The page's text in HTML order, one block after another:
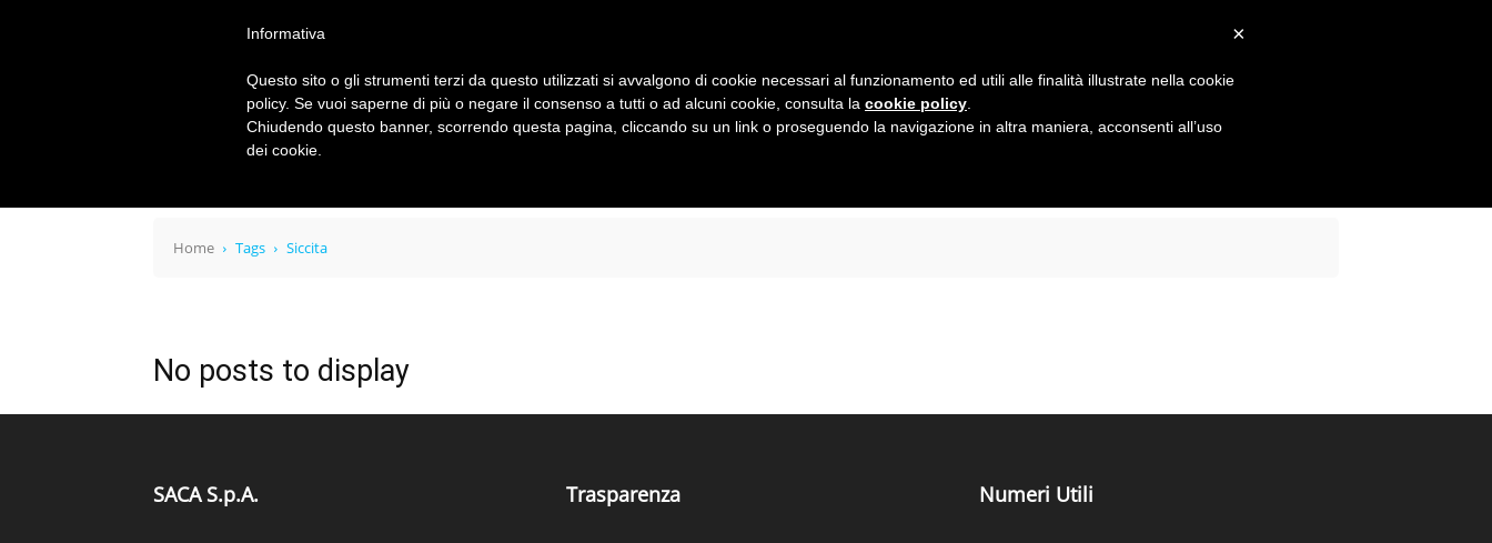
Home Tags Siccita
No posts to display
SACA S.p.A. Trasparenza Numeri Utili
×
Informativa
Questo sito o gli strumenti terzi da questo utilizzati si avvalgono di cookie necessari al funzionamento ed utili alle finalità illustrate nella cookie
policy. Se vuoi saperne di più o negare il consenso a tutti o ad alcuni cookie, consulta la cookie policy
Chiudendo questo banner, scorrendo questa pagina, cliccando su un link o proseguendo la navigazione in altra maniera, acconsenti all’uso
dei cookie.